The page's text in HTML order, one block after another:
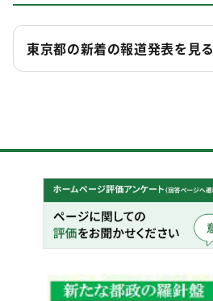
東京都の新着の報道発表を見る